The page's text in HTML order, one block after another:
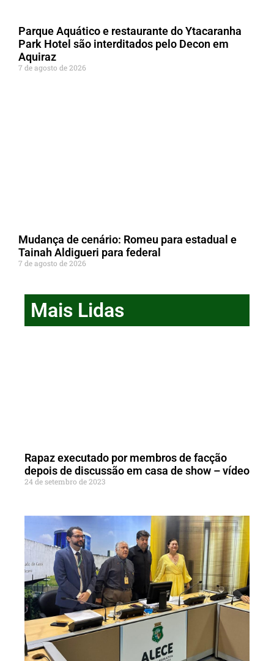
Parque Aquático e restaurante do Ytacaranha
Park Hotel são interditados pelo Decon em
Aquiraz
7 de agosto de 2026
Mudança de cenário: Romeu para estadual e
Tainah Aldigueri para federal
7 de agosto de 2026
Mais Lidas
Rapaz executado por membros de facção
depois de discussão em casa de show – vídeo
24 de setembro de 2023